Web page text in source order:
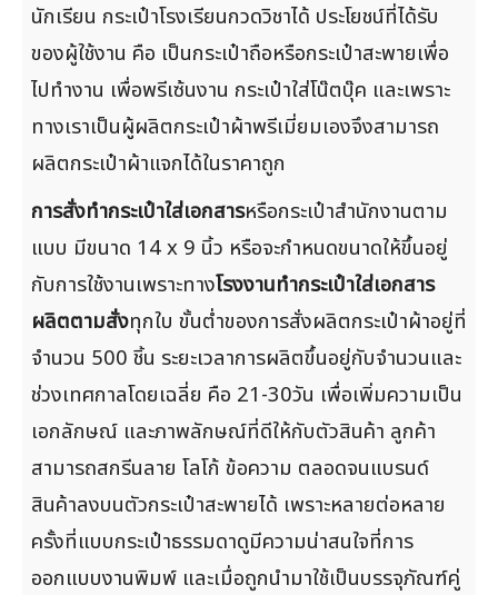
นักเรียน กระเป๋าโรงเรียนกวดวิชาได้ ประโยชน์ที่ได้รับ
ของผู้ใช้งาน คือ เป็นกระเป๋าถือหรือกระเป๋าสะพายเพื่อ
ไปทำงาน เพื่อพรีเซ้นงาน กระเป๋าใส่โน๊ตบุ๊ค และเพราะ
ทางเราเป็นผู้ผลิตกระเป๋าผ้าพรีเมี่ยมเองจึงสามารถ
ผลิตกระเป๋าผ้าแจกได้ในราคาถูก
การสั่งทำกระเป๋าใส่เอกสารหรือกระเป๋าสำนักงานตาม
แบบ มีขนาด 14 x 9 นิ้ว หรือจะกำหนดขนาดให้ขึ้นอยู่
กับการใช้งานเพราะทางโรงงานทำกระเป๋าใส่เอกสาร
ผลิตตามสั่งทุกใบ ขั้นต่ำของการสั่งผลิตกระเป๋าผ้าอยู่ที่
จำนวน 500 ชิ้น ระยะเวลาการผลิตขึ้นอยู่กับจำนวนและ
ช่วงเทศกาลโดยเฉลี่ย คือ 21-30วัน เพื่อเพิ่มความเป็น
เอกลักษณ์ และภาพลักษณ์ที่ดีให้กับตัวสินค้า ลูกค้า
สามารถสกรีนลาย โลโก้ ข้อความ ตลอดจนแบรนด์
สินค้าลงบนตัวกระเป๋าสะพายได้ เพราะหลายต่อหลาย
ครั้งที่แบบกระเป๋าธรรมดาดูมีความน่าสนใจที่การ
ออกแบบงานพิมพ์ และเมื่อถูกนำมาใช้เป็นบรรจุภัณฑ์คู่